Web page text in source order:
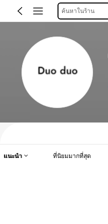
ค้นหาในร้าน
แนะนำ ที่นิยมมากที่สุด